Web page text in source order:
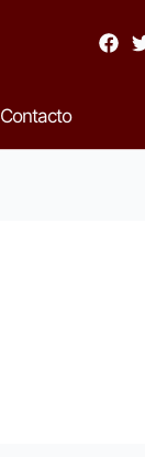
Contacto